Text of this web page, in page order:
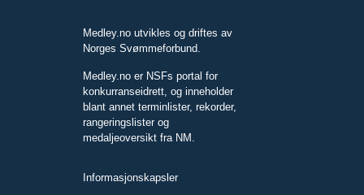
Medley.no utvikles og driftes av
Norges Svømmeforbund.
Medley.no er NSFs portal for
konkurranseidrett, og inneholder
blant annet terminlister, rekorder,
rangeringslister og
medaljeoversikt fra NM.
Informasjonskapsler